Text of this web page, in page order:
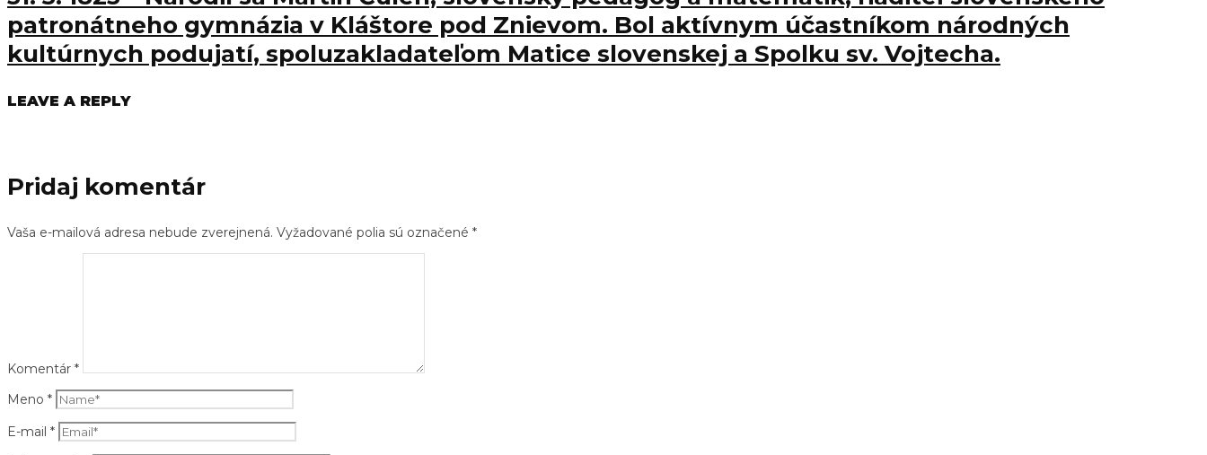
patronátneho gymnázia v Kláštore pod Znievom. Bol aktívnym účastníkom národných
kultúrnych podujatí, spoluzakladateľom Matice slovenskej a Spolku sv. Vojtecha.
LEAVE A REPLY
Pridaj komentár
Vaša e-mailová adresa nebude zverejnená. Vyžadované polia sú označené *
Komentár *
Meno *
E-mail *